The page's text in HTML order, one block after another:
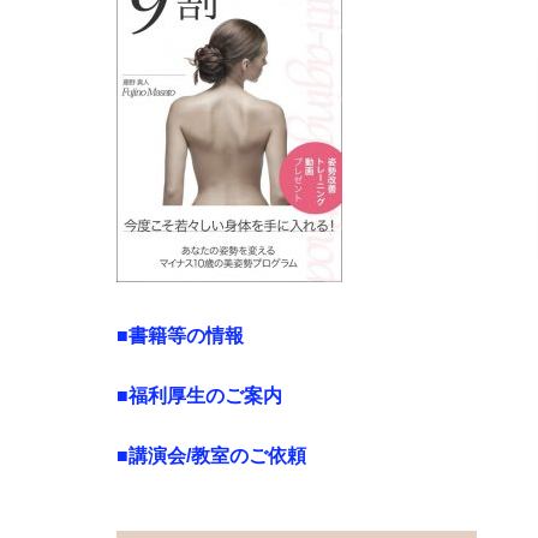
■書籍等の情報
■福利厚生のご案内
■講演会/教室のご依頼